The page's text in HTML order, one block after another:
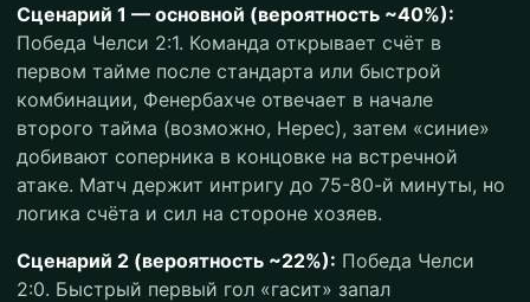
Сценарий 1 — основной (вероятность ~40%):
Победа Челси 2:1. Команда открывает счёт в
первом тайме после стандарта или быстрой
комбинации, Фенербахче отвечает в начале
второго тайма (возможно, Нерес), затем «синие»
добивают соперника в концовке на встречной
атаке. Матч держит интригу до 75-80-й минуты, но
логика счёта и сил на стороне хозяев.
Сценарий 2 (вероятность ~22%): Победа Челси
2:0. Быстрый первый гол «гасит» запал